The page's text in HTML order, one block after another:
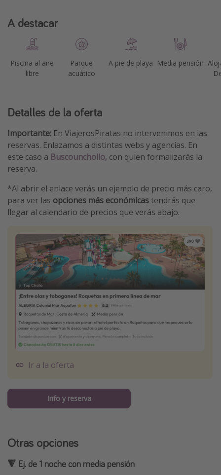
A destacar
Piscina al aire
libre
Parque
acuático
A pie de playa Media pensión
Detalles de la oferta
Importante: En ViajerosPiratas no intervenimos en las
reservas. Enlazamos a distintas webs y agencias. En
este caso a Buscounchollo, con quien formalizarás la
reserva.
*Al abrir el enlace verás un ejemplo de precio más caro,
para ver las opciones más económicas tendrás que
llegar al calendario de precios que verás abajo.
Ir a la oferta
Info y reserva
Otras opciones
🔻 Ej. de 1 noche con media pensión